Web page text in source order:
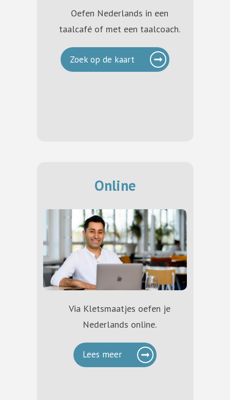
Oefen Nederlands in een
taalcafé of met een taalcoach.
Zoek op de kaart
Online
Via Kletsmaatjes oefen je
Nederlands online.
Lees meer